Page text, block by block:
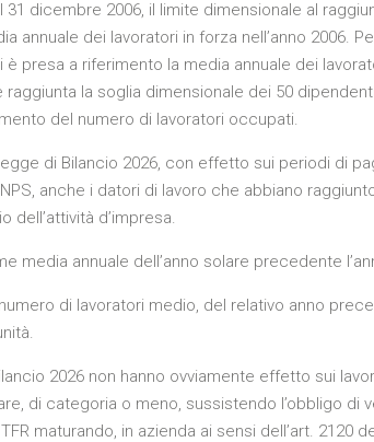
31 dicembre 2006, il limite dimensionale al
annuale dei lavoratori in forza nell’anno 2006.
presa a riferimento la media annuale dei
la soglia dimensionale dei 50
del numero di lavoratori occupati.
di Bilancio 2026, con effetto sui periodi di
anche i datori di lavoro che abbiano
dell’attività d’impresa.
media annuale dell’anno solare precedente
di lavoratori medio, del relativo anno
2026 non hanno ovviamente effetto sui
di categoria o meno, sussistendo l’obbligo di
maturando, in azienda ai sensi dell’art. 2120